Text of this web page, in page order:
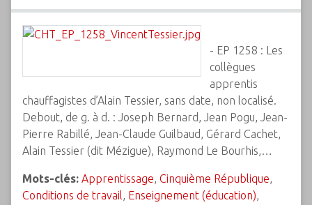
- EP 1258 : Les
collègues
apprentis
chauffagistes d’Alain Tessier, sans date, non localisé.
Debout, de g. à d. : Joseph Bernard, Jean Pogu, Jean-
Pierre Rabillé, Jean-Claude Guilbaud, Gérard Cachet,
Alain Tessier (dit Mézigue), Raymond Le Bourhis,…
Mots-clés: Apprentissage, Cinquième République,
Conditions de travail, Enseignement (éducation),